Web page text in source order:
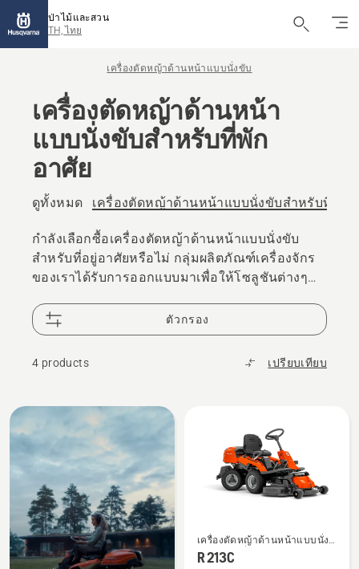
ป่าไม้และสวน
TH, ไทย
เครื่องตัดหญ้าด้านหน้าแบบนั่งขับ
เครื่องตัดหญ้าด้านหน้า
แบบนั่งขับสำหรับที่พัก
อาศัย
ดูทั้งหมด เครื่องตัดหญ้าด้านหน้าแบบนั่งขับสำหรับที่พัก
กำลังเลือกซื้อเครื่องตัดหญ้าด้านหน้าแบบนั่งขับ
สำหรับที่อยู่อาศัยหรือไม่ กลุ่มผลิตภัณฑ์เครื่องจักร
ของเราได้รับการออกแบบมาเพื่อให้โซลูชันต่างๆ
ต่างๆ ตั้งแต่การตัดหญ้าไปจนถึงการกวาดหิมะ
อุปกรณ์เสริมเหล่านี้จะช่วยยกระดับประสบการณ์
การใช้งาน
ตัวกรอง
4 products เปรียบเทียบ
All
products
ราย
เครื่องตัดหญ้าด้านหน้าแบบนั่ง
ขับสำหรับที่พักอาศัย
R 213C